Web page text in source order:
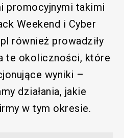
promocyjnymi takimi
Weekend i Cyber
również prowadziły
te okoliczności, które
wyniki –
działania, jakie
w tym okresie.